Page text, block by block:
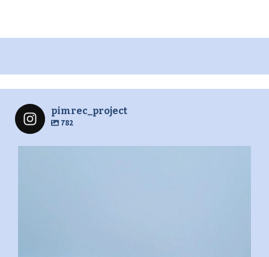
pimrec_project
782